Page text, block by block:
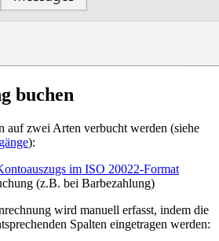
buchen
auf zwei Arten verbucht werden (siehe
):
im ISO 20022-Format
(z.B. bei Barbezahlung)
wird manuell erfasst, indem die
Spalten eingetragen werden: